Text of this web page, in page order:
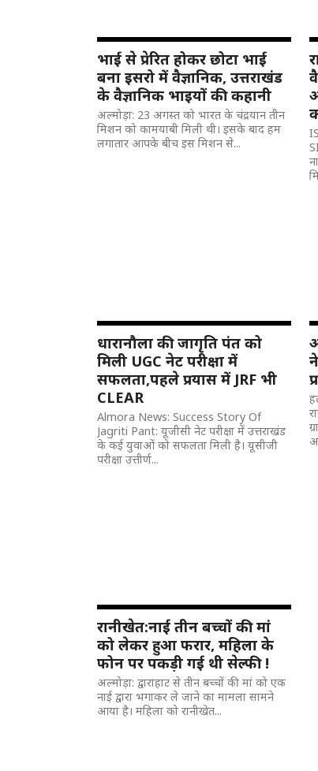
भाई से प्रेरित होकर छोटा भाई
बना इसरो में वैज्ञानिक, उत्तराखंड
के वैज्ञानिक भाइयों की कहानी
अल्मोड़ा: 23 अगस्त को भारत के चंद्रयान तीन
मिशन को कामयाबी मिली थी। इसके बाद हम
लगातार आपके बीच इस मिशन से...
धारानौला की जागृति पंत को
मिली UGC नेट परीक्षा में
सफलता,पहले प्रयास में JRF भी
CLEAR
Almora News: Success Story Of
Jagriti Pant: यूजीसी नेट परीक्षा में उत्तराखंड
के कई युवाओं को सफलता मिली है। यूसीजी
परीक्षा उत्तीर्ण...
रानीखेत:नाई तीन बच्चों की मां
को लेकर हुआ फरार, महिला के
फोन पर पकड़ी गई थी सेल्फी !
अल्मोड़ा: द्वाराहाट से तीन बच्चों की मां को एक
नाई द्वारा भगाकर ले जाने का मामला सामने
आया है। महिला को रानीखेत...